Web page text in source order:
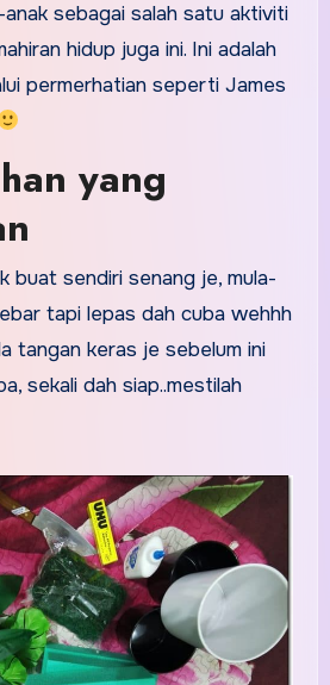
sebagai salah satu aktiviti
hidup juga ini. Ini adalah
permerhatian seperti James
yang
buat sendiri senang je, mula-
tapi lepas dah cuba wehhh
tangan keras je sebelum ini
sekali dah siap..mestilah